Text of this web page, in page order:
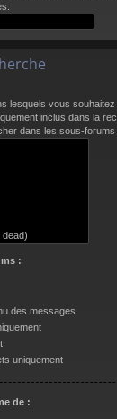
lesquels vous
inclus dans la
dans les sous-
:
des messages
uniquement
de :